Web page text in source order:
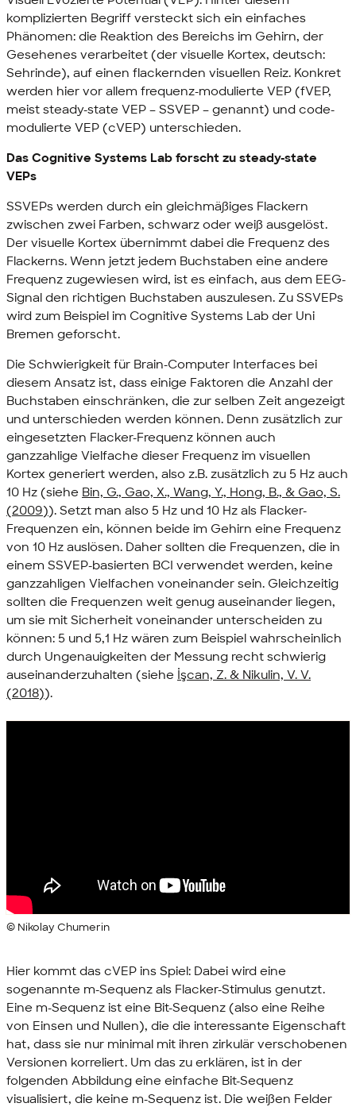
komplizierten Begriff versteckt sich ein einfaches
Phänomen: die Reaktion des Bereichs im Gehirn, der
Gesehenes verarbeitet (der visuelle Kortex, deutsch:
Sehrinde), auf einen flackernden visuellen Reiz. Konkret
werden hier vor allem frequenz-modulierte VEP (fVEP,
meist steady-state VEP – SSVEP – genannt) und code-
modulierte VEP (cVEP) unterschieden.
Das Cognitive Systems Lab forscht zu steady-state
VEPs
SSVEPs werden durch ein gleichmäßiges Flackern
zwischen zwei Farben, schwarz oder weiß ausgelöst.
Der visuelle Kortex übernimmt dabei die Frequenz des
Flackerns. Wenn jetzt jedem Buchstaben eine andere
Frequenz zugewiesen wird, ist es einfach, aus dem EEG-
Signal den richtigen Buchstaben auszulesen. Zu SSVEPs
wird zum Beispiel im Cognitive Systems Lab der Uni
Bremen geforscht.
Die Schwierigkeit für Brain-Computer Interfaces bei
diesem Ansatz ist, dass einige Faktoren die Anzahl der
Buchstaben einschränken, die zur selben Zeit angezeigt
und unterschieden werden können. Denn zusätzlich zur
eingesetzten Flacker-Frequenz können auch
ganzzahlige Vielfache dieser Frequenz im visuellen
Kortex generiert werden, also z.B. zusätzlich zu 5 Hz auch
10 Hz (siehe Bin, G., Gao, X., Wang, Y., Hong, B., & Gao, S.
(2009)). Setzt man also 5 Hz und 10 Hz als Flacker-
Frequenzen ein, können beide im Gehirn eine Frequenz
von 10 Hz auslösen. Daher sollten die Frequenzen, die in
einem SSVEP-basierten BCI verwendet werden, keine
ganzzahligen Vielfachen voneinander sein. Gleichzeitig
sollten die Frequenzen weit genug auseinander liegen,
um sie mit Sicherheit voneinander unterscheiden zu
können: 5 und 5,1 Hz wären zum Beispiel wahrscheinlich
durch Ungenauigkeiten der Messung recht schwierig
auseinanderzuhalten (siehe İşcan, Z. & Nikulin, V. V.
(2018)).
© Nikolay Chumerin
Hier kommt das cVEP ins Spiel: Dabei wird eine
sogenannte m-Sequenz als Flacker-Stimulus genutzt.
Eine m-Sequenz ist eine Bit-Sequenz (also eine Reihe
von Einsen und Nullen), die die interessante Eigenschaft
hat, dass sie nur minimal mit ihren zirkulär verschobenen
Versionen korreliert. Um das zu erklären, ist in der
folgenden Abbildung eine einfache Bit-Sequenz
visualisiert, die keine m-Sequenz ist. Die weißen Felder